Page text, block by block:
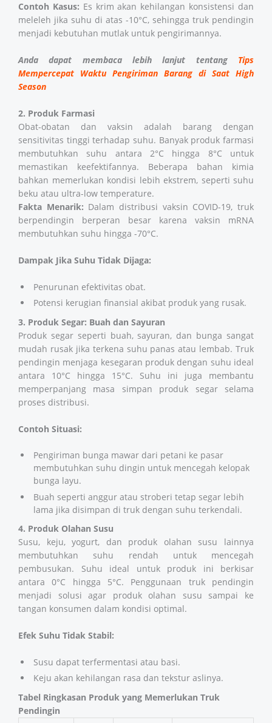
Contoh Kasus: Es krim akan kehilangan konsistensi dan
meleleh jika suhu di atas -10°C, sehingga truk pendingin
menjadi kebutuhan mutlak untuk pengirimannya.
Anda dapat membaca lebih lanjut tentang Tips
Mempercepat Waktu Pengiriman Barang di Saat High
Season
2. Produk Farmasi
Obat-obatan dan vaksin adalah barang dengan
sensitivitas tinggi terhadap suhu. Banyak produk farmasi
membutuhkan suhu antara 2°C hingga 8°C untuk
memastikan keefektifannya. Beberapa bahan kimia
bahkan memerlukan kondisi lebih ekstrem, seperti suhu
beku atau ultra-low temperature.
Fakta Menarik: Dalam distribusi vaksin COVID-19, truk
berpendingin berperan besar karena vaksin mRNA
membutuhkan suhu hingga -70°C.
Dampak Jika Suhu Tidak Dijaga:
Penurunan efektivitas obat.
Potensi kerugian finansial akibat produk yang rusak.
3. Produk Segar: Buah dan Sayuran
Produk segar seperti buah, sayuran, dan bunga sangat
mudah rusak jika terkena suhu panas atau lembab. Truk
pendingin menjaga kesegaran produk dengan suhu ideal
antara 10°C hingga 15°C. Suhu ini juga membantu
memperpanjang masa simpan produk segar selama
proses distribusi.
Contoh Situasi:
Pengiriman bunga mawar dari petani ke pasar
membutuhkan suhu dingin untuk mencegah kelopak
bunga layu.
Buah seperti anggur atau stroberi tetap segar lebih
lama jika disimpan di truk dengan suhu terkendali.
4. Produk Olahan Susu
Susu, keju, yogurt, dan produk olahan susu lainnya
membutuhkan suhu rendah untuk mencegah
pembusukan. Suhu ideal untuk produk ini berkisar
antara 0°C hingga 5°C. Penggunaan truk pendingin
menjadi solusi agar produk olahan susu sampai ke
tangan konsumen dalam kondisi optimal.
Efek Suhu Tidak Stabil:
Susu dapat terfermentasi atau basi.
Keju akan kehilangan rasa dan tekstur aslinya.
Tabel Ringkasan Produk yang Memerlukan Truk
Pendingin